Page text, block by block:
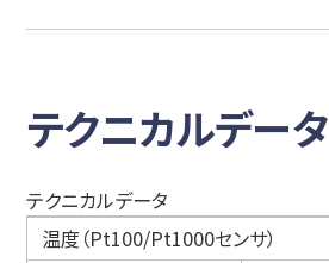
テクニカルデータ
テクニカルデータ
温度（Pt100/Pt1000センサ）